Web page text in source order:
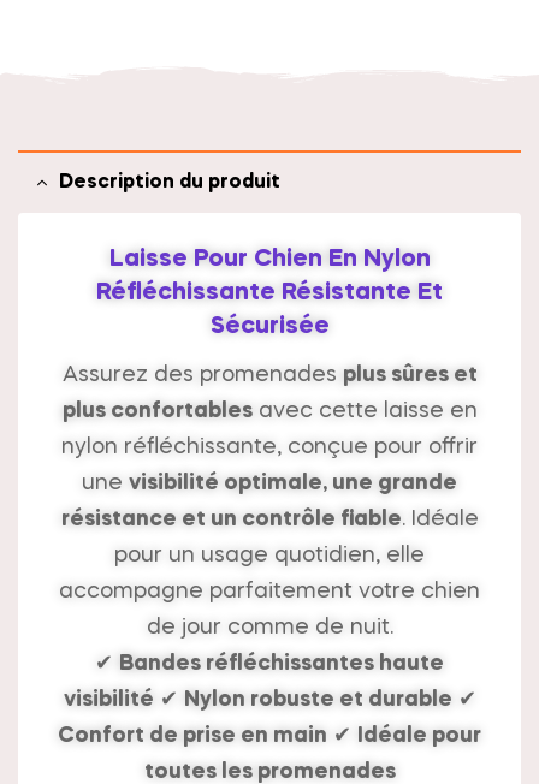
Description du produit
Laisse Pour Chien En Nylon
Réfléchissante Résistante Et
Sécurisée
Assurez des promenades plus sûres et
plus confortablesavec cette laisse en
nylon réfléchissante, conçue pour offrir
une visibilité optimale, une grande
résistance et un contrôle fiable. Idéale
pour un usage quotidien, elle
accompagne parfaitement votre chien
de jour comme de nuit.
✔ Bandes réfléchissantes haute
visibilité ✔ Nylon robuste et durable ✔
Confort de prise en main ✔ Idéale pour
toutes les promenades